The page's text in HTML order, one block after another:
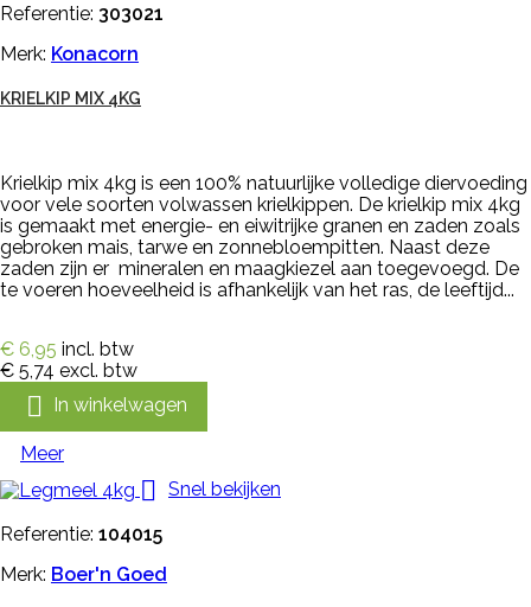
Referentie: 303021
Merk: Konacorn
KRIELKIP MIX 4KG
Krielkip mix 4kg is een 100% natuurlijke volledige diervoeding
voor vele soorten volwassen krielkippen. De krielkip mix 4kg
is gemaakt met energie- en eiwitrijke granen en zaden zoals
gebroken mais, tarwe en zonnebloempitten. Naast deze
zaden zijn er mineralen en maagkiezel aan toegevoegd. De
te voeren hoeveelheid is afhankelijk van het ras, de leeftijd...
€ 6,95 incl. btw
€ 5,74 excl. btw
 In winkelwagen
Meer
 Snel bekijken
Referentie: 104015
Merk: Boer'n Goed